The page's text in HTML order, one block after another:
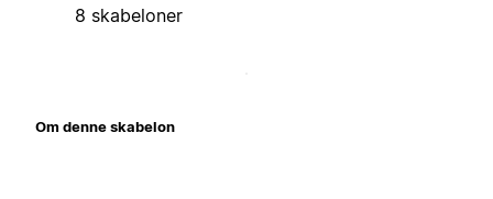
8 skabeloner
Om denne skabelon